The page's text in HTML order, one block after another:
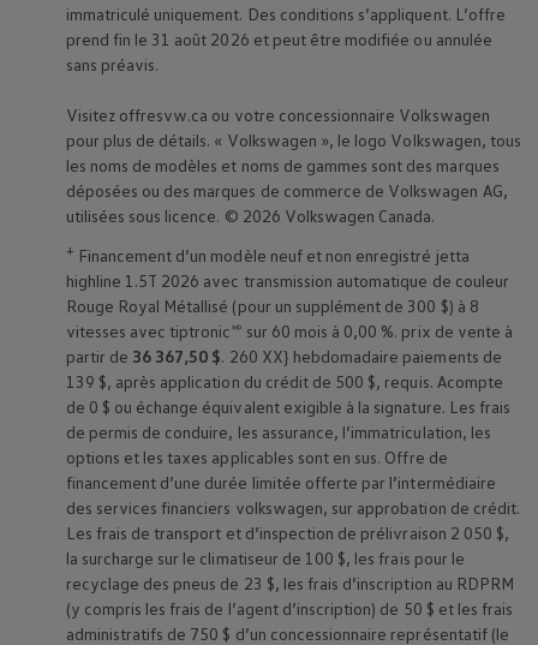
immatriculé uniquement. Des conditions s’appliquent. L’offre
prend fin le 31 août 2026 et peut être modifiée ou annulée
sans préavis.
Visitez offresvw.ca ou votre concessionnaire Volkswagen
pour plus de détails. « Volkswagen », le logo Volkswagen, tous
les noms de modèles et noms de gammes sont des marques
déposées ou des marques de commerce de Volkswagen AG,
utilisées sous licence. © 2026 Volkswagen Canada.
+ Financement d’un modèle neuf et non enregistré jetta
highline 1.5T 2026 avec transmission automatique de couleur
Rouge Royal Métallisé (pour un supplément de 300 $) à 8
vitesses avec tiptronic🅫 sur 60 mois à 0,00 %. prix de vente à
partir de 36 367,50 $. 260 XX} hebdomadaire paiements de
139 $, après application du crédit de 500 $, requis. Acompte
de 0 $ ou échange équivalent exigible à la signature. Les frais
de permis de conduire, les assurance, l’immatriculation, les
options et les taxes applicables sont en sus. Offre de
financement d’une durée limitée offerte par l’intermédiaire
des services financiers volkswagen, sur approbation de crédit.
Les frais de transport et d’inspection de prélivraison 2 050 $,
la surcharge sur le climatiseur de 100 $, les frais pour le
recyclage des pneus de 23 $, les frais d’inscription au RDPRM
(y compris les frais de l’agent d’inscription) de 50 $ et les frais
administratifs de 750 $ d’un concessionnaire représentatif (le